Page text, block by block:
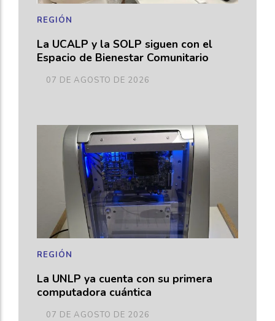
La UCALP y la SOLP siguen con el
Espacio de Bienestar Comunitario
REGIÓN
07 DE AGOSTO DE 2026
La UNLP ya cuenta con su primera
computadora cuántica
REGIÓN
07 DE AGOSTO DE 2026